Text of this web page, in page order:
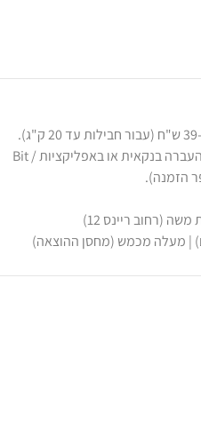
כרטיסי אשראי, PayPal, העברה בנקאית או באפליקציות Bit /
(רחוב ריינס 12)
| מעלה מכמש (מחסן ההוצאה)